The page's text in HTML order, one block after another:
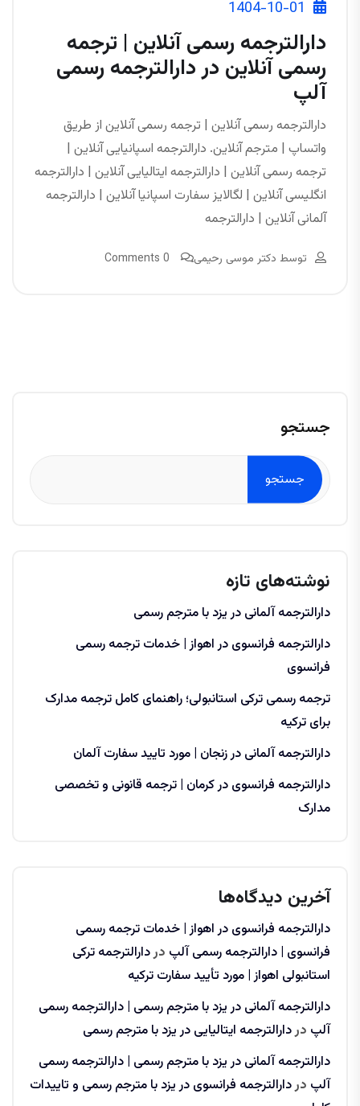
1404-10-01
دارالترجمه رسمی آنلاین | ترجمه
رسمی آنلاین در دارالترجمه رسمی
آلپ
دارالترجمه رسمی آنلاین | ترجمه رسمی آنلاین از طریق
واتساپ | مترجم آنلاین. دارالترجمه اسپانیایی آنلاین |
ترجمه رسمی آنلاین | دارالترجمه ایتالیایی آنلاین | دارالترجمه
انگلیسی آنلاین | لگالایز سفارت اسپانیا آنلاین | دارالترجمه
آلمانی آنلاین | دارالترجمه
توسط دکتر موسی رحیمی 0 Comments
جستجو
جستجو
نوشته‌های تازه
دارالترجمه آلمانی در یزد با مترجم رسمی
دارالترجمه فرانسوی در اهواز | خدمات ترجمه رسمی
فرانسوی
ترجمه رسمی ترکی استانبولی؛ راهنمای کامل ترجمه مدارک
برای ترکیه
دارالترجمه آلمانی در زنجان | مورد تایید سفارت آلمان
دارالترجمه فرانسوی در کرمان | ترجمه قانونی و تخصصی
مدارک
آخرین دیدگاه‌ها
دارالترجمه فرانسوی در اهواز | خدمات ترجمه رسمی
فرانسوی | دارالترجمه رسمی آلپ دردارالترجمه ترکی
استانبولی اهواز | مورد تأیید سفارت ترکیه
دارالترجمه آلمانی در یزد با مترجم رسمی | دارالترجمه رسمی
آلپ دردارالترجمه ایتالیایی در یزد با مترجم رسمی
دارالترجمه آلمانی در یزد با مترجم رسمی | دارالترجمه رسمی
آلپ دردارالترجمه فرانسوی در یزد با مترجم رسمی و تاییدات